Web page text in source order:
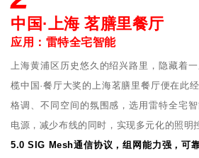
中国·上海 茗膳里餐厅
应用：雷特全宅智能
上海黄浦区历史悠久的绍兴路里，隐藏着
榄中国·餐厅大奖的上海茗膳里餐厅便在此
格调、不同空间的氛围感，选用雷特全宅
电源，减少布线的同时，实现多元化的照明
5.0 SIG Mesh通信协议，组网能力强，可